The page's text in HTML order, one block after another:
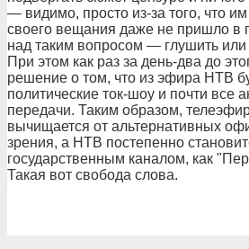
— видимо, просто из-за того, что
своего вещания даже не пришло в
над таким вопросом — глушить или
При этом как раз за день-два до
решение о том, что из эфира НТВ
политические ток-шоу и почти все
передачи. Таким образом,
вычищается от альтернативных
зрения, а НТВ постепенно
государственным каналом, как
Такая вот свобода слова.